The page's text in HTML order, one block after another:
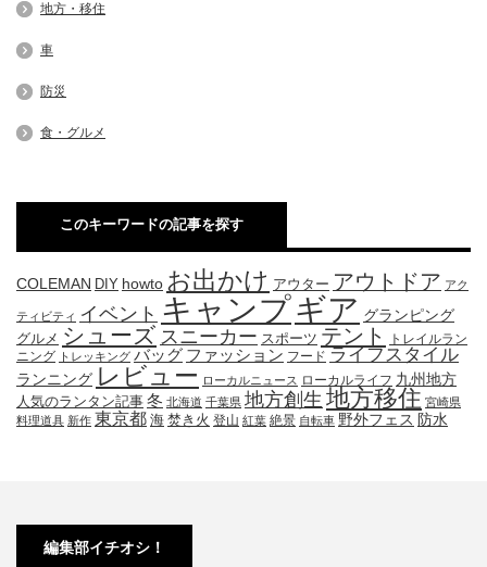
地方・移住
車
防災
食・グルメ
このキーワードの記事を探す
COLEMAN DIY howto お出かけ アウター アウトドア アク
ティビティ イベント キャンプギア グランピング
グルメ シューズ スニーカー スポーツ テント
トレイルラン
ニング
トレッキング バッグ ファッション フード ライフスタイル
ランニング レビュー ローカルニュース ローカルライフ 九州地方
人気のランタン記事 冬 北海道 千葉県 地方創生 地方移住 宮崎県
料理道具 新作 東京都 海 焚き火 登山 紅葉 絶景 自転車 野外フェス 防水
編集部イチオシ！